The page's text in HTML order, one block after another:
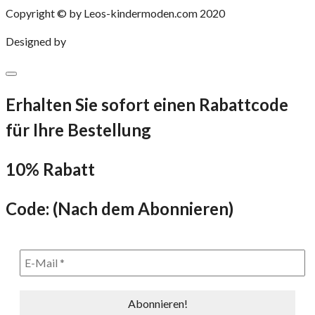
Copyright © by Leos-kindermoden.com 2020
Designed by
Erhalten Sie sofort einen Rabattcode
für Ihre Bestellung
10% Rabatt
Code: (Nach dem Abonnieren)